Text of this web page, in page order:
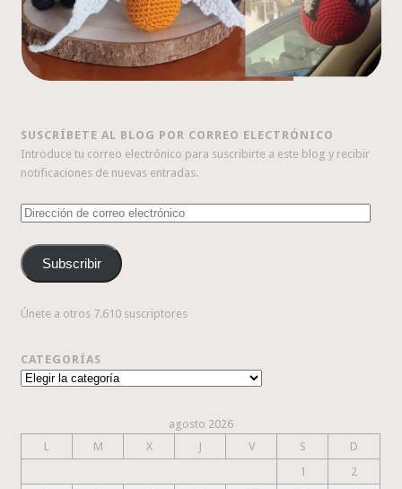
SUSCRÍBETE AL BLOG POR CORREO ELECTRÓNICO
Introduce tu correo electrónico para suscribirte a este blog y recibir
notificaciones de nuevas entradas.
Dirección
correo
electrónico
Subscribir
Únete a otros 7.610 suscriptores
CATEGORÍAS
Categorías
agosto 2026
L
M X J V S
D
1
2